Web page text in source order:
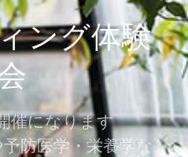
ング体験
催になります
防医学・栄養学な